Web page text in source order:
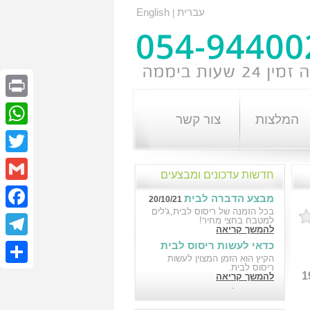
עברית English
המלצות צור קשר
מס’ 1921
חדשות עדכונים ומבצעים
מבצע הדברה לבית
בכל הזמנה של ריסוס לבית,ג'לים
למטבח בחצי מחיר!
להמשך קריאה
כדאי לעשות ריסוס לבית
18/10/21
הקיץ הוא הזמן המצוין לעשות
ריסוס לבית.
להמשך קריאה
הדברה לבניין במבצע
Print
Twitter
Gmail